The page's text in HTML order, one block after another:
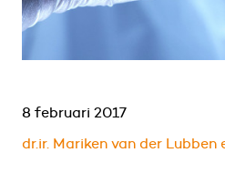
8 februari 2017
dr.ir. Mariken van der Lubben